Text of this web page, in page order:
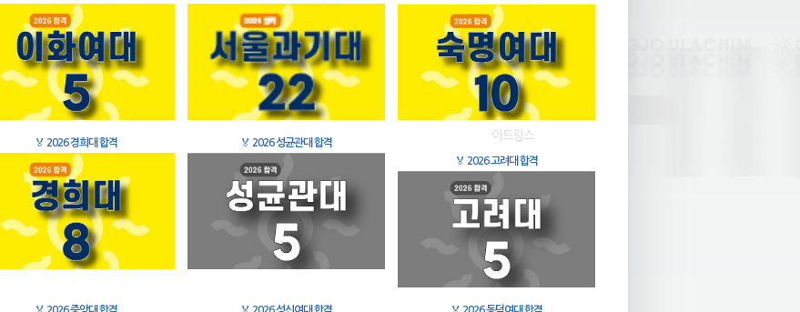
🏅 2026 경희대 합격 🏅 2026 성균관대 합격
🏅 2026 고려대 합격